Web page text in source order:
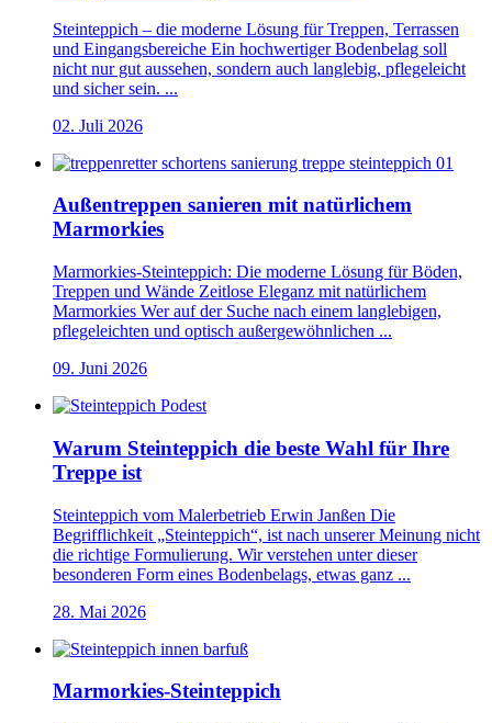
Steinteppich – die moderne Lösung für Treppen, Terrassen
und Eingangsbereiche Ein hochwertiger Bodenbelag soll
nicht nur gut aussehen, sondern auch langlebig, pflegeleicht
und sicher sein. ...
02. Juli 2026
Außentreppen sanieren mit natürlichem
Marmorkies
Marmorkies-Steinteppich: Die moderne Lösung für Böden,
Treppen und Wände Zeitlose Eleganz mit natürlichem
Marmorkies Wer auf der Suche nach einem langlebigen,
pflegeleichten und optisch außergewöhnlichen ...
09. Juni 2026
Warum Steinteppich die beste Wahl für Ihre
Treppe ist
Steinteppich vom Malerbetrieb Erwin Janßen Die
Begrifflichkeit „Steinteppich“, ist nach unserer Meinung nicht
die richtige Formulierung. Wir verstehen unter dieser
besonderen Form eines Bodenbelags, etwas ganz ...
28. Mai 2026
Marmorkies-Steinteppich